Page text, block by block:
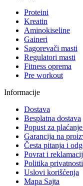
Proteini
Kreatin
Aminokiseline
Gaineri
Sagorevači masti
Regulatori masti
Fitness oprema
Pre workout
Informacije
Dostava
Besplatna dostava
Popust za
Garancija na
Česta pitanja i
Povrat i
Politika privatnosti
Uslovi korišćenja
Mapa Sajta